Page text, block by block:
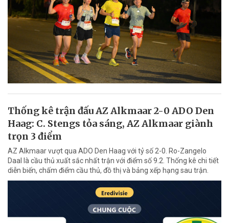
Thống kê trận đấu AZ Alkmaar 2-0 ADO Den
Haag: C. Stengs tỏa sáng, AZ Alkmaar giành
trọn 3 điểm
AZ Alkmaar vượt qua ADO Den Haag với tỷ số 2-0. Ro-Zangelo
Daal là cầu thủ xuất sắc nhất trận với điểm số 9.2. Thống kê chi tiết
diễn biến, chấm điểm cầu thủ, đồ thị và bảng xếp hạng sau trận.